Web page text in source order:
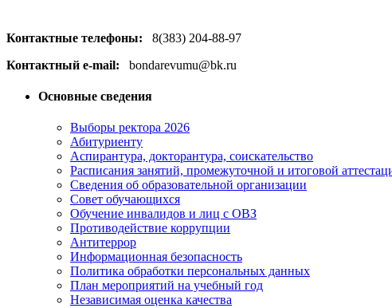
Контактные телефоны: 8(383) 204-88-97
Контактный e-mail: bondarevumu@bk.ru
Основные сведения
Выборы ректора 2026
Абитуриенту
Аспирантура, докторантура, соискательство
Расписания занятий, промежуточной и итоговой
Сведения об образовательной организации
Совет обучающихся
Обучение инвалидов и лиц с ОВЗ
Противодействие коррупции
Антитеррор
Информационная безопасность
Политика обработки персональных данных
План мероприятий на учебный год
Независимая оценка качества